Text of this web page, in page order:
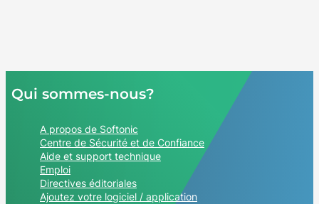
Qui sommes-nous?
A propos de Softonic
Centre de Sécurité et de Confiance
Aide et support technique
Emploi
Directives éditoriales
Ajoutez votre logiciel / application